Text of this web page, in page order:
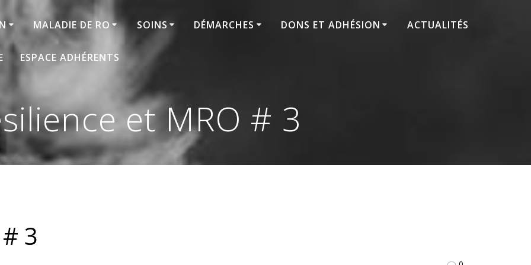
MALADIE DE RO SOINS DÉMARCHES DONS ET ADHÉSION ACTUALITÉS
ESPACE ADHÉRENTS
et MRO # 3
3